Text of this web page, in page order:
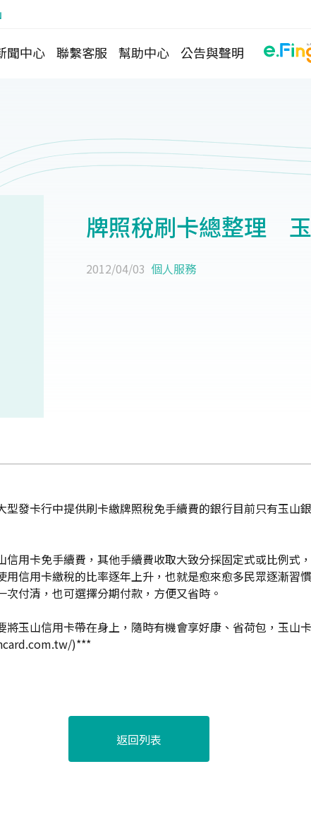
聞中心 聯繫客服 幫助中心 公告與聲明
牌照稅刷卡總整理 玉
2012/04/03 個人服務
發卡行中提供刷卡繳牌照稅免手續費的銀行目前只有玉山
用卡免手續費，其他手續費收取大致分採固定式或比例式
信用卡繳稅的比率逐年上升，也就是愈來愈多民眾逐漸習
付清，也可選擇分期付款，方便又省時。
玉山信用卡帶在身上，隨時有機會享好康、省荷包，玉山
)***
返回列表